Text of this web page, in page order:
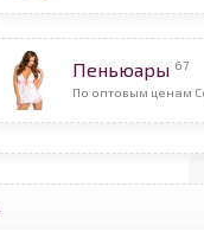
Пеньюары 67
По оптовым ценам